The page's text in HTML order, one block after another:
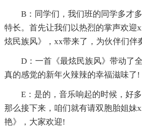
B：同学们，我们班的同学多才
特长。首先让我们以热烈的掌声欢迎
炫民族风》，xx带来了，为伙伴们伴
D：一首《最炫民族风》带动了
真的感觉的新年火辣辣的幸福滋味了!
E：是的，音乐响起的时候，好
那么接下来，咱们就有请双胞胎姐妹
艳》，大家欢迎!